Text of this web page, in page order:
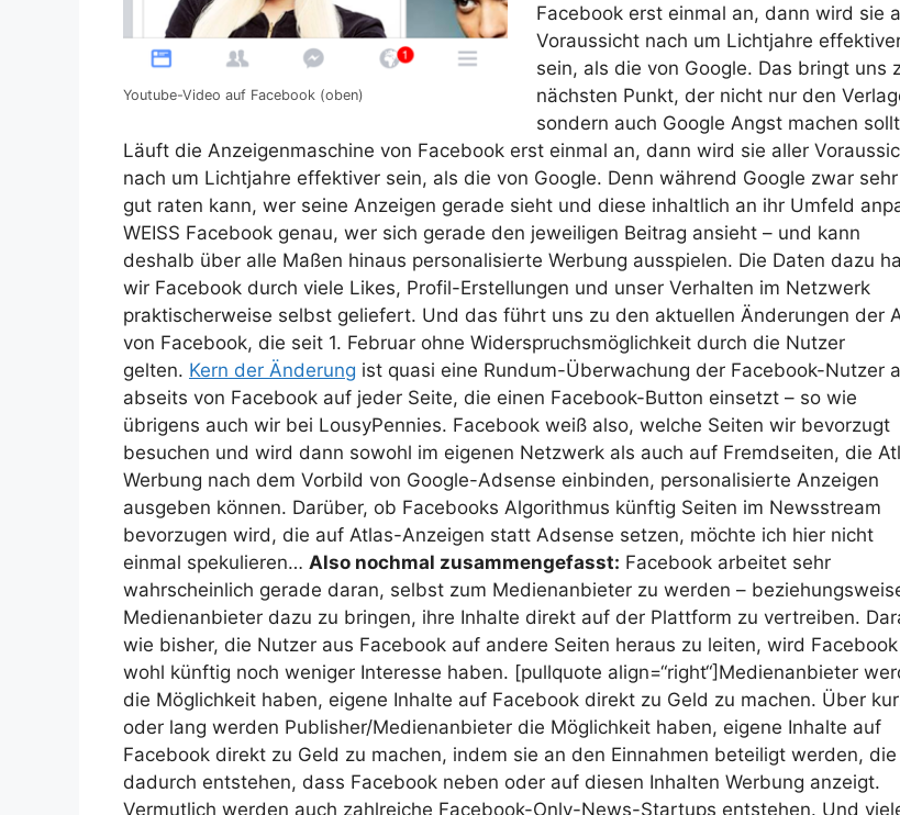
Youtube-Video auf Facebook (oben)
Facebook erst einmal an, dann wird sie
Voraussicht nach um Lichtjahre
sein, als die von Google. Das bringt uns
nächsten Punkt, der nicht nur den
sondern auch Google Angst machen
Läuft die Anzeigenmaschine von Facebook erst einmal an, dann wird sie aller
nach um Lichtjahre effektiver sein, als die von Google. Denn während Google zwar sehr
gut raten kann, wer seine Anzeigen gerade sieht und diese inhaltlich an ihr Umfeld
WEISS Facebook genau, wer sich gerade den jeweiligen Beitrag ansieht – und kann
deshalb über alle Maßen hinaus personalisierte Werbung ausspielen. Die Daten dazu
wir Facebook durch viele Likes, Profil-Erstellungen und unser Verhalten im Netzwerk
praktischerweise selbst geliefert. Und das führt uns zu den aktuellen Änderungen der
von Facebook, die seit 1. Februar ohne Widerspruchsmöglichkeit durch die Nutzer
gelten. Kern der Änderung ist quasi eine Rundum-Überwachung der Facebook-Nutzer
abseits von Facebook auf jeder Seite, die einen Facebook-Button einsetzt – so wie
übrigens auch wir bei LousyPennies. Facebook weiß also, welche Seiten wir bevorzugt
besuchen und wird dann sowohl im eigenen Netzwerk als auch auf Fremdseiten, die
Werbung nach dem Vorbild von Google-Adsense einbinden, personalisierte Anzeigen
ausgeben können. Darüber, ob Facebooks Algorithmus künftig Seiten im Newsstream
bevorzugen wird, die auf Atlas-Anzeigen statt Adsense setzen, möchte ich hier nicht
einmal spekulieren… Also nochmal zusammengefasst: Facebook arbeitet sehr
wahrscheinlich gerade daran, selbst zum Medienanbieter zu werden –
Medienanbieter dazu zu bringen, ihre Inhalte direkt auf der Plattform zu vertreiben.
wie bisher, die Nutzer aus Facebook auf andere Seiten heraus zu leiten, wird Facebook
wohl künftig noch weniger Interesse haben. [pullquote align=“right“]Medienanbieter
die Möglichkeit haben, eigene Inhalte auf Facebook direkt zu Geld zu machen. Über
oder lang werden Publisher/Medienanbieter die Möglichkeit haben, eigene Inhalte auf
Facebook direkt zu Geld zu machen, indem sie an den Einnahmen beteiligt werden, die
dadurch entstehen, dass Facebook neben oder auf diesen Inhalten Werbung anzeigt.
Vermutlich werden auch zahlreiche Facebook-Only-News-Startups entstehen. Und